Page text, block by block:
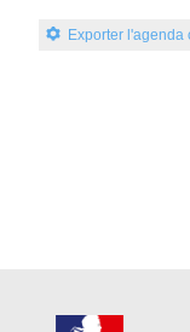
Exporter l'agenda